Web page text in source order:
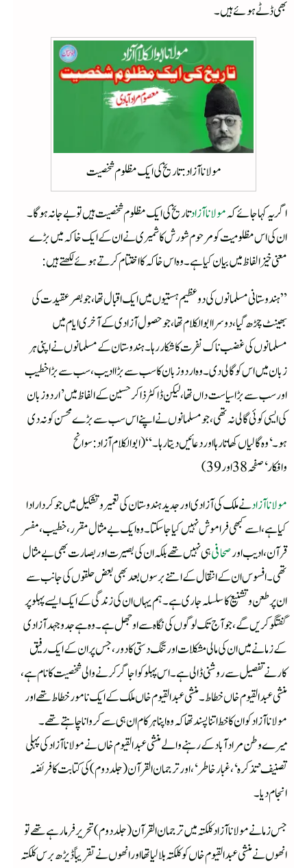
بھی ڈٹے ہوئے ہیں۔
مولانا آزاد : تاریخ کی ایک مظلوم شخصیت
اگر یہ کہا جائے کہمولانا آزادتاریخ کی ایک مظلوم شخصیت ہیں تو بے جا نہ ہوگا۔
ان کی اس مظلومیت کو مرحوم شورش کاشمیری نے ان کے ایک خاکہ میں بڑے
معنی خیز الفاظ میں بیان کیا ہے۔ وہ اس خاکہ کا اختتام کرتے ہوئے لکھتے ہیں:
”ہندوستانی مسلمانوں کی دوعظیم ہستیوں میں ایک اقبال تھا، جو بصر عقیدت کی
بھینٹ چڑھ گیا، دوسرا ابوالکلام تھا، جو حصول آزادی کے آخری ایام میں
مسلمانوں کی غضب ناک نفرت کا شکار رہا۔ ہندوستان کے مسلمانوں نے اپنی ہر
زبان میں اس کو گالی دی۔ وہ اردو زبان کا سب سے بڑا ادیب، سب سے بڑا خطیب
اور سب سے بڑاسیاست داں تھا، لیکن ڈاکٹر ذاکر حسین کے الفاظ میں ’اردو زبان
کی ایسی کوئی گالی نہ تھی، جو مسلمانوں نے اپنے اس سب سے بڑے محسن کو نہ دی
ہو۔‘ وہ گالیاں کھاتا رہا اور دعائیں دیتا رہا۔“ (ابوالکلام آزاد:سوانح
وافکار‘صفحہ 38اور39)
مولانا آزادنے ملک کی آزادی اور جدید ہندوستان کی تعمیر وتشکیل میں جو کردار ادا
کیا ہے، اسے کبھی فراموش نہیں کیا جا سکتا۔ وہ ایک بے مثال مقرر، خطیب، مفسر
قرآن، ادیب اورصحافیہی نہیں تھے بلکہ ان کی بصیرت اور بصارت بھی بے مثال
تھی۔ افسوس ان کے انتقال کے اتنے برسوں بعد بھی بعض حلقوں کی جانب سے
ان پر طعن وتشنیع کا سلسلہ جاری ہے۔ ہم یہاں ان کی زندگی کے ایک ایسے پہلو پر
گفتگو کریں گے، جوآج تک لوگوں کی نگا ہ سے اوجھل ہے۔ وہ ہے جدوجہد آزادی
کے زمانے میں ان کی مالی مشکلات اور تنگ دستی کا دور ، جس پر ان کے ایک رفیق
کار نے تفصیل سے روشنی ڈالی ہے۔ اس پہلو کو اجاگر کرنے والی شخصیت کا نام ہے،
منشی عبدالقیوم خاں خطاط۔ منشی عبدالقیوم خاں ملک کے ایک نامور خطاط تھے اور
مولانا آزاد کو ان کا خط اتنا پسند تھا کہ وہ اپنا ہرکام ان ہی سے کروانا چاہتے تھے۔
میرے وطن مرادآباد کے رہنے والے منشی عبدالقیوم خاں نے مولانا آزاد کی پہلی
تصنیف’تذکرہ‘، غبارخاطر‘، اور ترجمان القرآن (جلددوم) کی کتابت کا فریضہ
انجام دیا۔
جس زمانے مولانا آزاد کلکتہ میں ترجمان القرآن (جلددوم) تحریر فرمارہے تھے تو
انھوں نے منشی عبدالقیوم خاں کو کلکتہ بلالیا تھا اور انھوں نے تقریباً ڈیڑھ برس کلکتہ